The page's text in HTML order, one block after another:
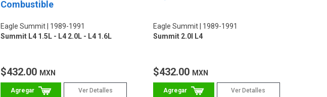
Combustible
Eagle Summit
1989-1991
Summit L4 1.5L - L4 2.0L - L4 1.6L
$432.00 MXN
Ver Detalles
Eagle Summit
1989-1991
Summit 2.0l L4
$432.00 MXN
Ver Detalles